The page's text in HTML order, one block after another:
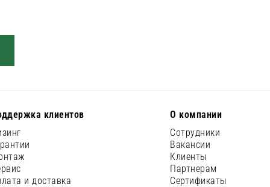
клиентов
и доставка
О компании
Сотрудники
Вакансии
Клиенты
Партнерам
Сертификаты